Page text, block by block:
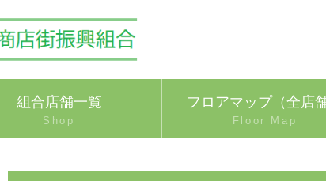
組合店舗一覧
Shop
フロアマップ（全店舗
Floor Map